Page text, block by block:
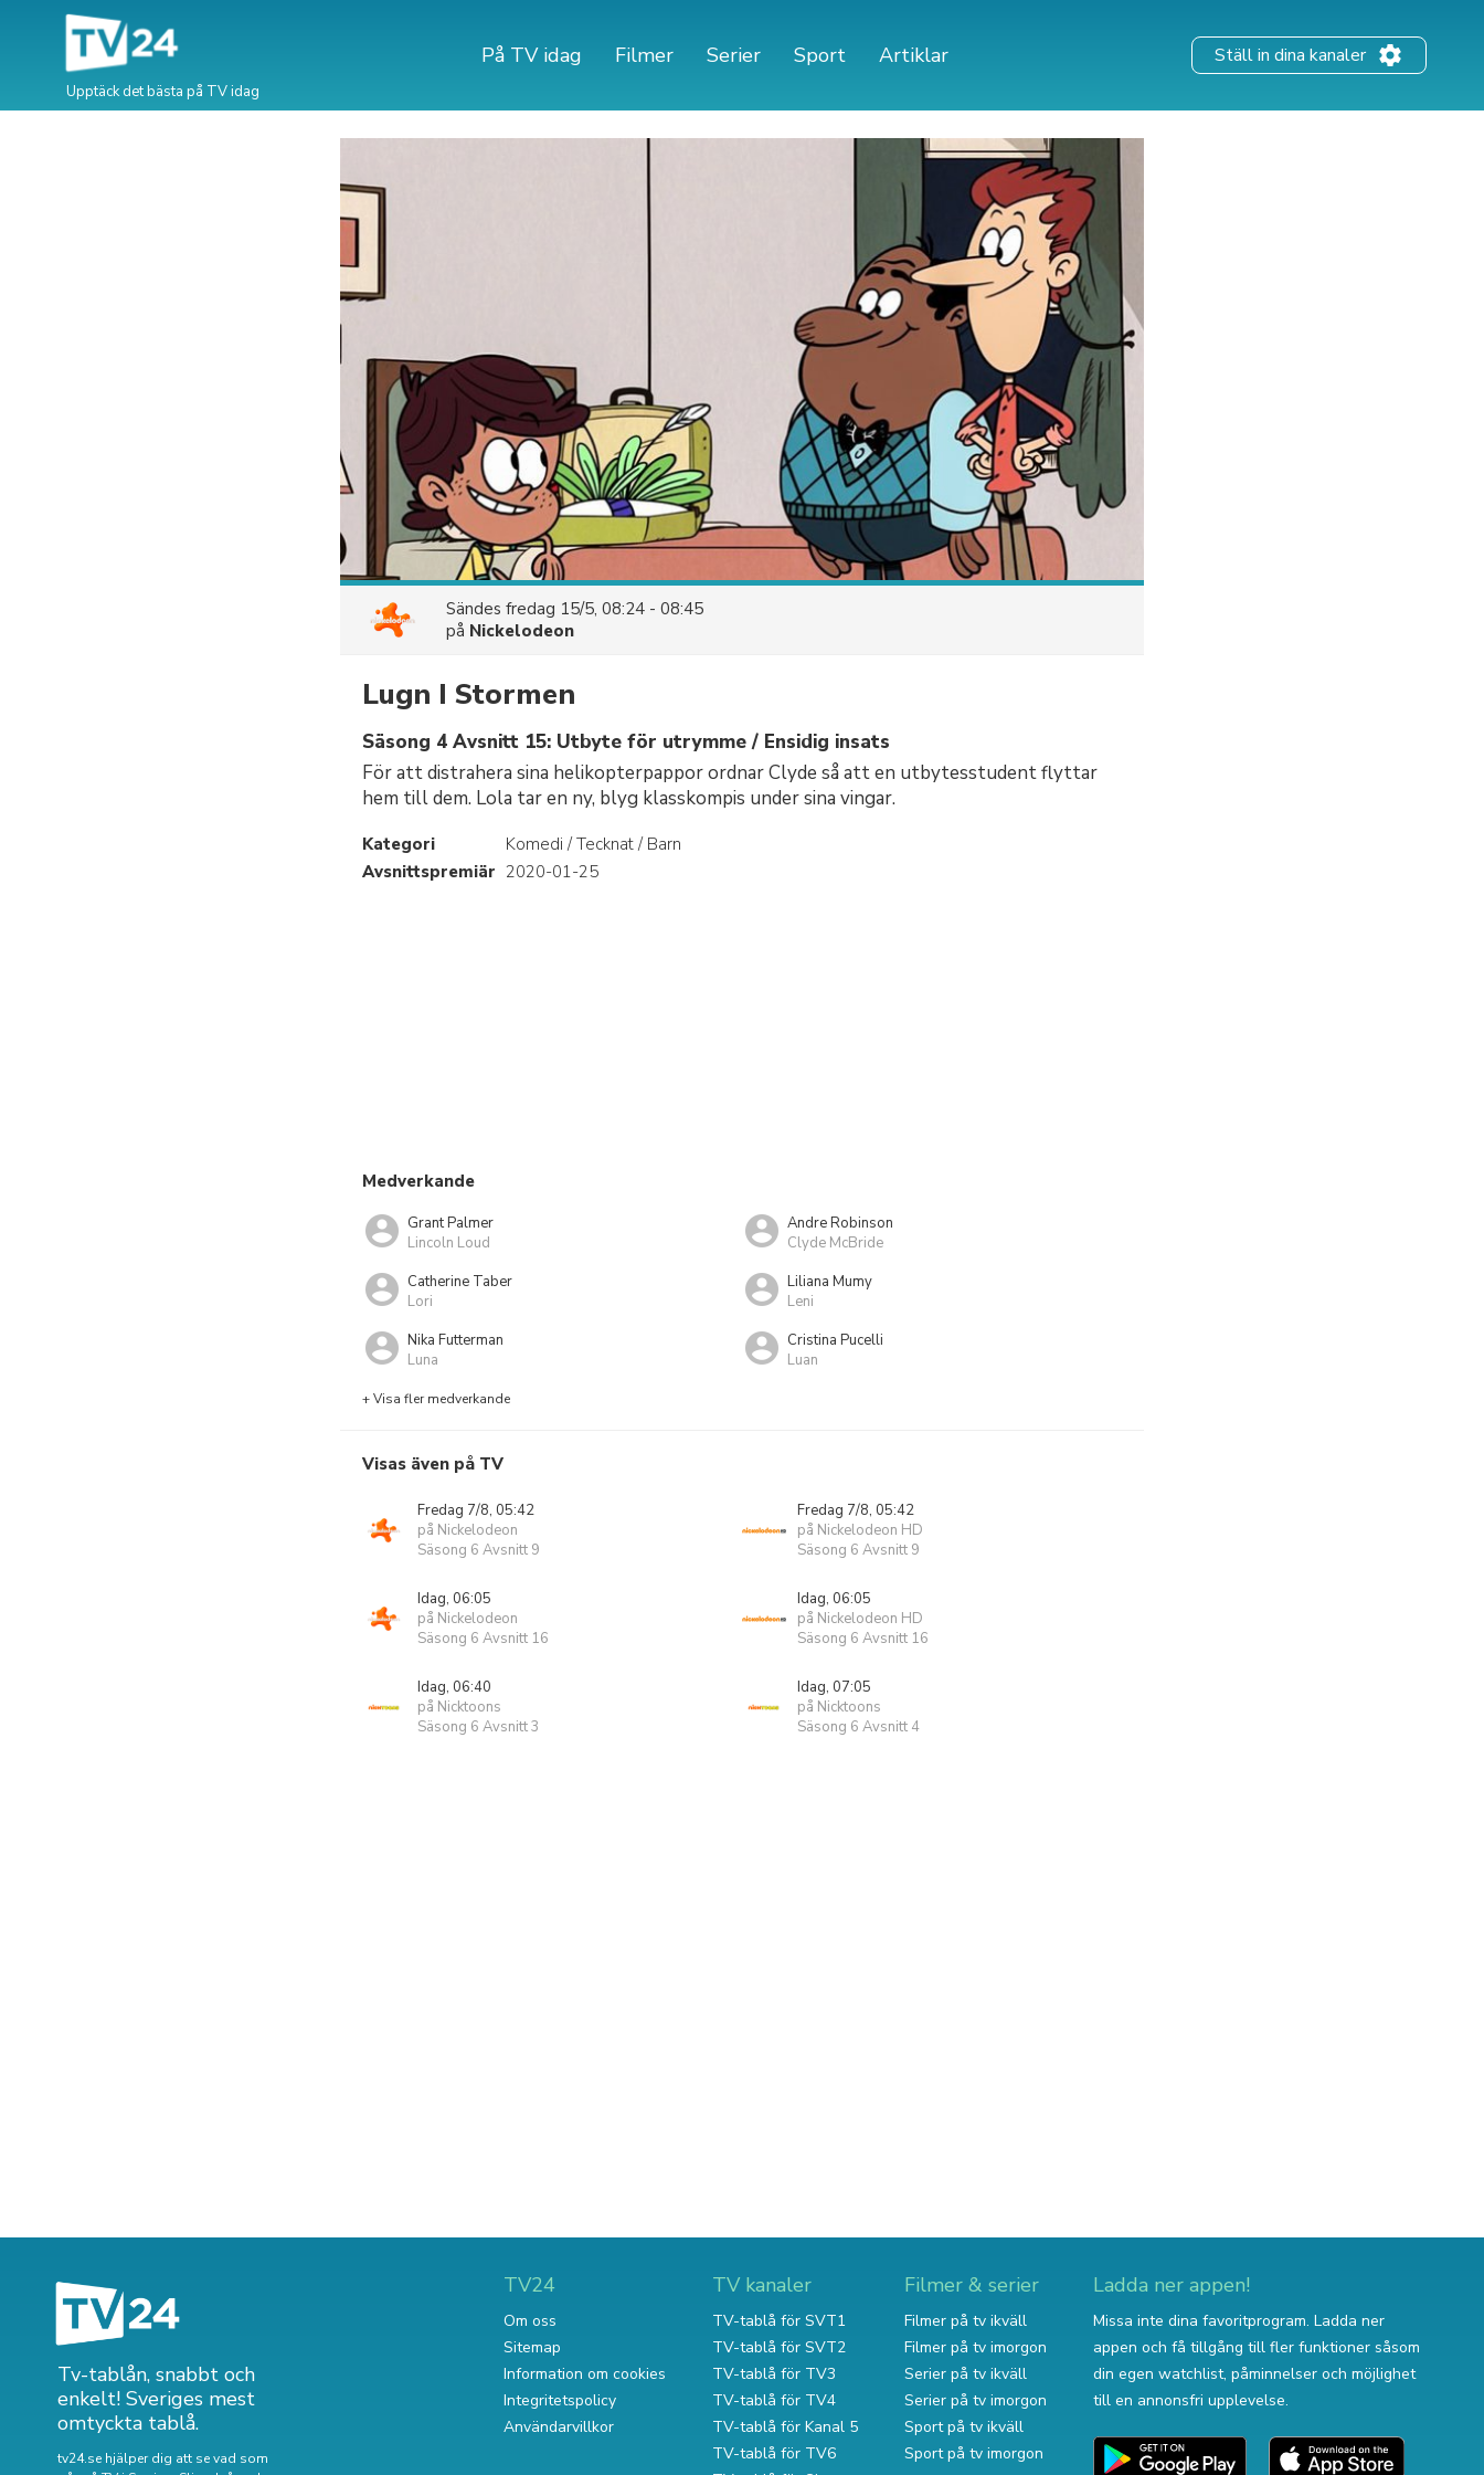
Upptäck det bästa på TV idag
På TV idag Filmer Serier Sport Artiklar Ställ in dina kanaler
Sändes fredag 15/5, 08:24 - 08:45
på Nickelodeon
Lugn I Stormen
Säsong 4 Avsnitt 15: Utbyte för utrymme / Ensidig insats
För att distrahera sina helikopterpappor ordnar Clyde så att en utbytesstudent flyttar
hem till dem. Lola tar en ny, blyg klasskompis under sina vingar.
Kategori
Komedi / Tecknat / Barn
Avsnittspremiär 2020-01-25
Medverkande
Grant Palmer
Lincoln Loud
Andre Robinson
Clyde McBride
Catherine Taber
Lori
Liliana Mumy
Leni
Nika Futterman
Luna
Cristina Pucelli
Luan
+ Visa fler medverkande
Visas även på TV
Fredag 7/8, 05:42
på Nickelodeon
Säsong 6 Avsnitt 9
Fredag 7/8, 05:42
på Nickelodeon HD
Säsong 6 Avsnitt 9
Idag, 06:05
på Nickelodeon
Säsong 6 Avsnitt 16
Idag, 06:05
på Nickelodeon HD
Säsong 6 Avsnitt 16
Idag, 06:40
på Nicktoons
Säsong 6 Avsnitt 3
Idag, 07:05
på Nicktoons
Säsong 6 Avsnitt 4
Tv-tablån, snabbt och
enkelt! Sveriges mest
omtyckta tablå.
tv24.se hjälper dig att se vad som
TV24
Om oss
Sitemap
Information om cookies
Integritetspolicy
Användarvillkor
TV kanaler
TV-tablå för SVT1
TV-tablå för SVT2
TV-tablå för TV3
TV-tablå för TV4
TV-tablå för Kanal 5
TV-tablå för TV6
Filmer & serier
Filmer på tv ikväll
Filmer på tv imorgon
Serier på tv ikväll
Serier på tv imorgon
Sport på tv ikväll
Sport på tv imorgon
Ladda ner appen!
Missa inte dina favoritprogram. Ladda ner
appen och få tillgång till fler funktioner såsom
din egen watchlist, påminnelser och möjlighet
till en annonsfri upplevelse.